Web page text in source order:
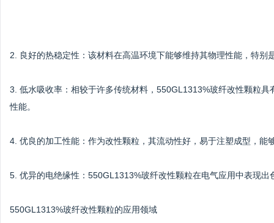
2. 良好的热稳定性：该材料在高温环境下能够维持其物理性能，特别
3. 低水吸收率：相较于许多传统材料，550GL1313%玻纤改性颗粒
性能。
4. 优良的加工性能：作为改性颗粒，其流动性好，易于注塑成型，能
5. 优异的电绝缘性：550GL1313%玻纤改性颗粒在电气应用中表现出
550GL1313%玻纤改性颗粒的应用领域